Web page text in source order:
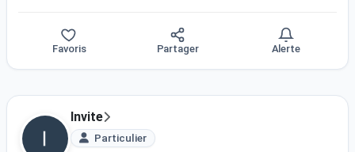
Favoris Partager Alerte
Invite
Particulier